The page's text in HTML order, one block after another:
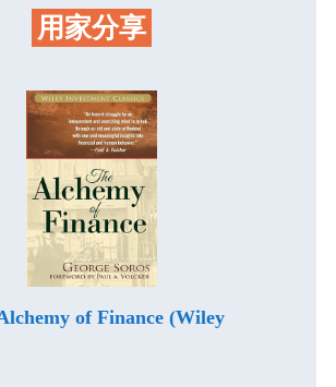
用家分享
of Finance (Wiley